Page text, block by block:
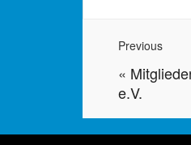
Previous
«
e.V.